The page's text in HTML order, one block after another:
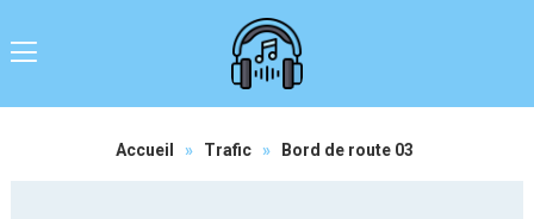
Accueil » Trafic » Bord de route 03